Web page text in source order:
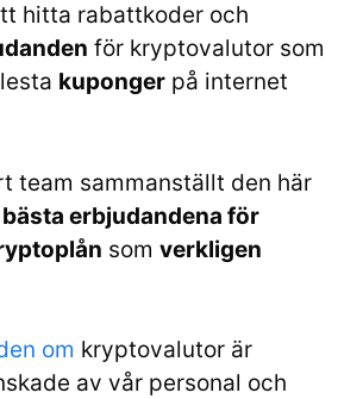
hitta rabattkoder och
för kryptovalutor som
kuponger på internet
team sammanställt den här
bästa erbjudandena för
som verkligen
om kryptovalutor är
av vår personal och